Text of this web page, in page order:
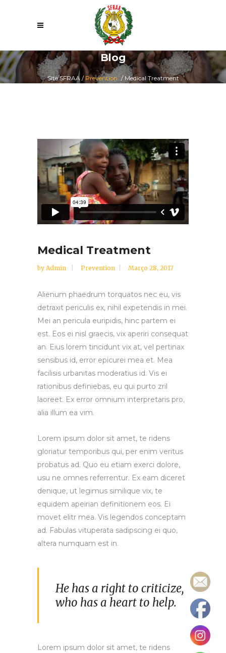
Blog
Site SFRAA/ Prevention /Medical Treatment
Medical Treatment
by Admin Prevention Março 28, 2017
Alienum phaedrum torquatos nec eu, vis
detraxit periculis ex, nihil expetendis in mei.
Mei an pericula euripidis, hinc partem ei
est. Eos ei nisl graecis, vix aperiri consequat
an. Eius lorem tincidunt vix at, vel pertinax
sensibus id, error epicurei mea et. Mea
facilisis urbanitas moderatius id. Vis ei
rationibus definiebas, eu qui purto zril
laoreet. Ex error omnium interpretaris pro,
alia illum ea vim.
Lorem ipsum dolor sit amet, te ridens
gloriatur temporibus qui, per enim veritus
probatus ad. Quo eu etiam exerci dolore,
usu ne omnes referrentur. Ex eam diceret
denique, ut legimus similique vix, te
equidem apeirian definitionem eos. Ei
movet elitr mea. Vis legendos conceptam
ad. Fabulas vituperata sadipscing ei quo,
altera numquam est in.
He has a right to criticize,
who has a heart to help.
Lorem ipsum dolor sit amet, te ridens